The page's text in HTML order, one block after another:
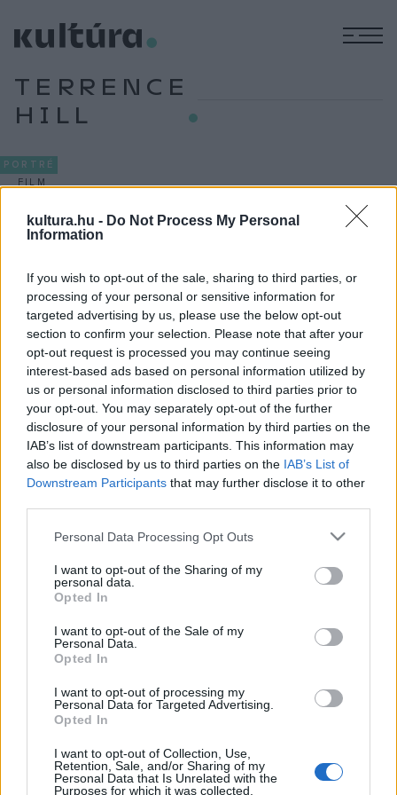
kultura.hu - Do Not Process My Personal
Information
If you wish to opt-out of the sale, sharing to third parties, or
processing of your personal or sensitive information for
targeted advertising by us, please use the below opt-out
section to confirm your selection. Please note that after your
opt-out request is processed you may continue seeing
interest-based ads based on personal information utilized by
us or personal information disclosed to third parties prior to
your opt-out. You may separately opt-out of the further
disclosure of your personal information by third parties on the
IAB’s list of downstream participants. This information may
also be disclosed by us to third parties on the IAB’s List of
Downstream Participants that may further disclose it to other
Please note that this website/app uses one or more Google
not limited to your visit or usage behaviour. You may click to
grant or deny consent to Google and its third-party tags to
use your data for below specified purposes in below Google
consent section.
Personal Data Processing Opt Outs
I want to opt-out of the Sharing of my
personal data.
Opted In
I want to opt-out of the Sale of my
Personal Data.
Opted In
I want to opt-out of processing my
Personal Data for Targeted Advertising.
Opted In
I want to opt-out of Collection, Use,
Retention, Sale, and/or Sharing of my
Personal Data that Is Unrelated with the
Purposes for which it was collected.
TERRENCE
HILL
PORTRÉ
FILM
Piedonénak, akkor is, ha Buldózernek
hívták
Tíz éve, 2016. június 27-én halt meg Bud Spencer olasz
színész, Terence Hill elválaszthatatlan partnere, a Különben
dühbe jövünk, a Kincs, ami nincs, a Zsoldoskatona, a Seriff az
égből, a Szuperhekusok és a Piedone-filmek sztárja.
EZEN A NAPON TÖRTÉNT
Március 29-én történt
„Hiszek a költészet öncélúságában, abban, hogy egy
versnek, egy regénynek semmi más célja nincs, nem is lehet,
mint hogy szép legyen” – fogalmazta az 1885. március 29-
én született – és 1936-ban elhunyt – költő, író, műfordító,
a 20. századi magyar széppróza és líra egyik legnagyobb
alakja, akinek olyan regények és verseskötetek fűződnek a
nevéhez, mint az Aranysárkány, az Édes Anna és a Néró, a
véres költő, illetve a Négy fal között, a Mágia és A szegény